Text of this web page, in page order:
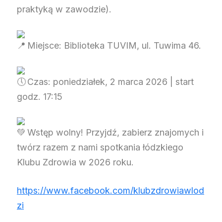
praktyką w zawodzie).
Miejsce: Biblioteka TUVIM, ul. Tuwima 46.
Czas: poniedziałek, 2 marca 2026 | start
godz. 17:15
Wstęp wolny! Przyjdź, zabierz znajomych i
twórz razem z nami spotkania łódzkiego
Klubu Zdrowia w 2026 roku.
https://www.facebook.com/klubzdrowiawlod
zi